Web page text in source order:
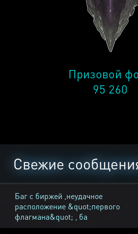
Призовой
95 260
Свежие
Баг с биржей ,неудачное
расположение &quot;первого
флагмана&quot; , ба